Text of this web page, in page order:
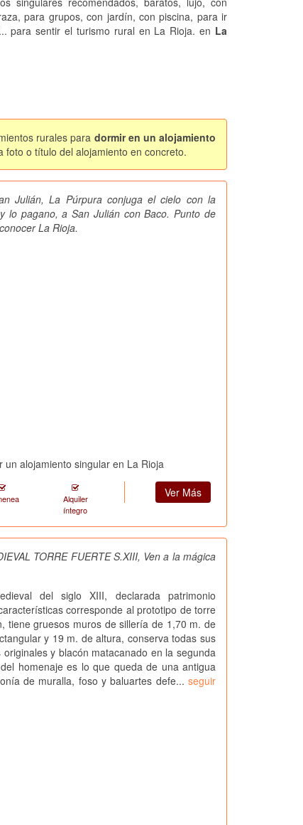
para grupos, con jardín, con piscina, para ir
para sentir el turismo rural en La Rioja. en La
rurales para dormir en un alojamiento
o título del alojamiento en concreto.
Julián, La Púrpura conjuga el cielo con la
lo pagano, a San Julián con Baco. Punto de
La Rioja.
alojamiento singular en La Rioja
Alquiler
íntegro
Ver Más
TORRE FUERTE S.XIII, Ven a la mágica
del siglo XIII, declarada patrimonio
corresponde al prototipo de torre
tiene gruesos muros de sillería de 1,70 m. de
y 19 m. de altura, conserva todas sus
originales y blacón matacanado en la segunda
homenaje es lo que queda de una antigua
de muralla, foso y baluartes defe... seguir